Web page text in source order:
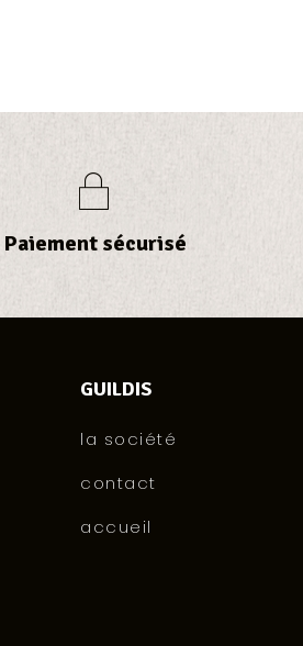
Paiement sécurisé
GUILDIS
la société
contact
accueil